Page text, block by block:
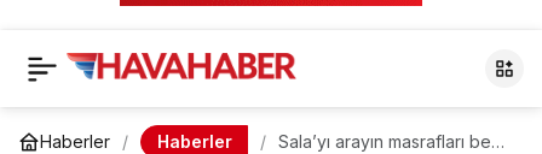
Haberler Haberler
Sala’yı arayın masrafları ben